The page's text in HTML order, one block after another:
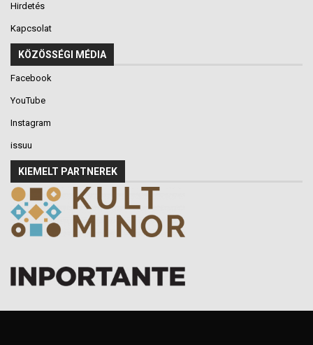
Hirdetés
Kapcsolat
KÖZÖSSÉGI MÉDIA
Facebook
YouTube
Instagram
issuu
KIEMELT PARTNEREK